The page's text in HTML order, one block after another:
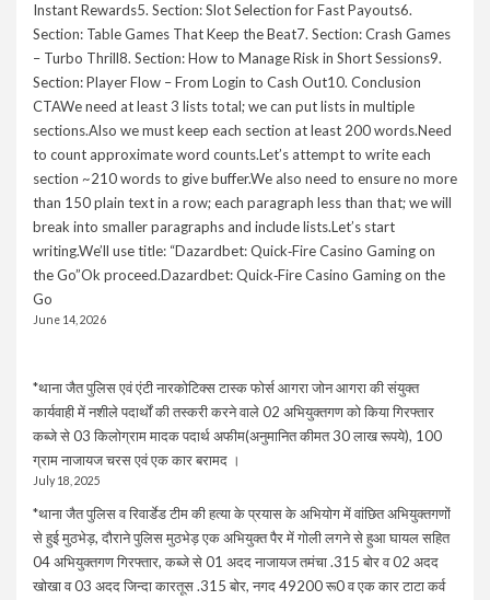
Instant Rewards5. Section: Slot Selection for Fast Payouts6.
Section: Table Games That Keep the Beat7. Section: Crash Games
– Turbo Thrill8. Section: How to Manage Risk in Short Sessions9.
Section: Player Flow – From Login to Cash Out10. Conclusion
CTAWe need at least 3 lists total; we can put lists in multiple
sections.Also we must keep each section at least 200 words.Need
to count approximate word counts.Let’s attempt to write each
section ~210 words to give buffer.We also need to ensure no more
than 150 plain text in a row; each paragraph less than that; we will
break into smaller paragraphs and include lists.Let’s start
writing.We’ll use title: “Dazardbet: Quick‑Fire Casino Gaming on
the Go”Ok proceed.Dazardbet: Quick‑Fire Casino Gaming on the
Go
June 14, 2026
*थाना जैत पुलिस एवं एंटी नारकोटिक्स टास्क फोर्स आगरा जोन आगरा की संयुक्त
कार्यवाही में नशीले पदार्थों की तस्करी करने वाले 02 अभियुक्तगण को किया गिरफ्तार
कब्जे से 03 किलोग्राम मादक पदार्थ अफीम(अनुमानित कीमत 30 लाख रूपये), 100
ग्राम नाजायज चरस एवं एक कार बरामद ।
July 18, 2025
*थाना जैत पुलिस व रिवार्डेड टीम की हत्या के प्रयास के अभियोग में वांछित अभियुक्तगणों
से हुई मुठभेड़, दौराने पुलिस मुठभेड़ एक अभियुक्त पैर में गोली लगने से हुआ घायल सहित
04 अभियुक्तगण गिरफ्तार, कब्जे से 01 अदद नाजायज तमंचा .315 बोर व 02 अदद
खोखा व 03 अदद जिन्दा कारतूस .315 बोर, नगद 49200 रू0 व एक कार टाटा कर्व